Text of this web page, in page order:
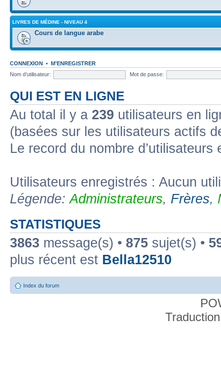
LIVRES DE MÉDINE - NIVEAU 4
Cours de langue arabe
CONNEXION • M’ENREGISTRER
Nom d’utilisateur:
Mot de passe:
QUI EST EN LIGNE
Au total il y a 239 utilisateurs en
(basées sur les utilisateurs actifs
Le record du nombre
Utilisateurs enregistrés : Aucun
Légende:Administrateurs, Frères,
STATISTIQUES
3863 message(s) • 875 sujet(s) •
plus récent est Bella12510
Index du forum